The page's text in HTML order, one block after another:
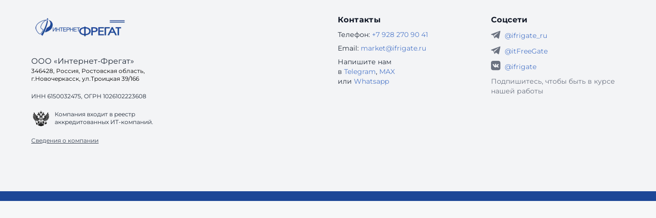
ООО «Интернет-Фрегат»
346428, Россия, Ростовская область,
г.Новочеркасск, ул.Троицкая 39/166
ИНН 6150032475, ОГРН 1026102223608
Компания входит в реестр
аккредитованных ИТ-компаний.
Сведения о компании
Контакты
Телефон: +7 928 270 90 41
Email: market@ifrigate.ru
Напишите нам
в Telegram, MAX
или Whatsapp
Соцсети
@ifrigate_ru
@itFreeGate
@ifrigate
Подпишитесь, чтобы быть в курсе
нашей работы